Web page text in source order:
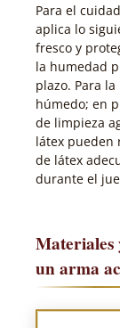
Para el
aplica lo
fresco y
la humedad
plazo. Para
húmedo; en
de limpieza
látex pueden
de látex
durante el
Materiales
un arma